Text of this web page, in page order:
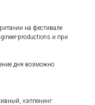
на фестивале
productions и при
дня возможно
хэппенинг.